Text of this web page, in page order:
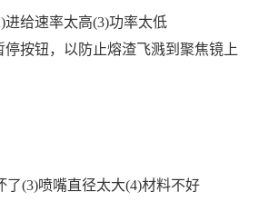
给速率太高(3)功率太低
按钮，以防止熔渣飞溅到聚焦镜上
(3)喷嘴直径太大(4)材料不好